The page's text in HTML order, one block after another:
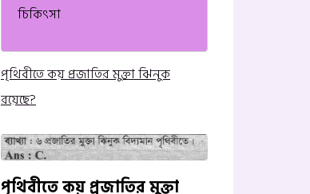
চিকিৎসা
পৃথিবীতে কয় প্রজাতির মুক্তা ঝিনুক
রয়েছে?
পৃথিবীতে কয় প্রজাতির মুক্তা